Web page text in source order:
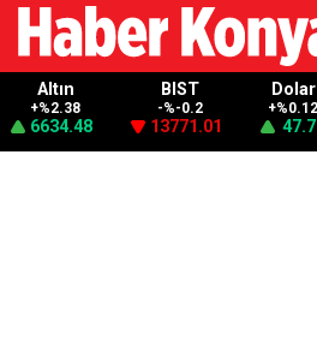
Altın
+%2.38
6634.48
BIST
-%-0.2
13771.01
Dolar
+%0.12
47.7